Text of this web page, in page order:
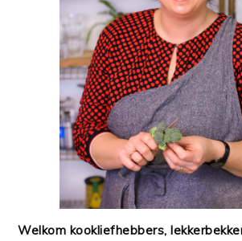
Welkom kookliefhebbers,